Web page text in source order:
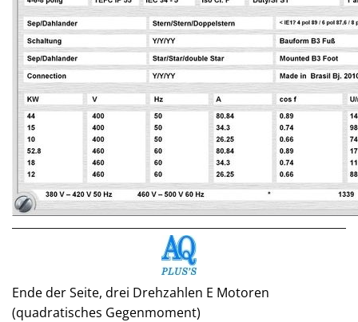
Ende der Seite, drei Drehzahlen E Motoren
(quadratisches Gegenmoment)